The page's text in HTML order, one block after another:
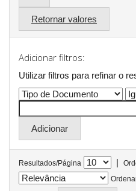
Retornar valores
Adicionar filtros:
Utilizar filtros para refinar o
Resultados/Página |